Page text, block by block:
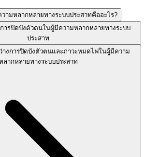
ามหลากหลายทางระบบประสาทคืออะไร?
รปิดบังตัวตนในผู้มีความหลากหลายทางระบบ
ประสาท
างการปิดบังตัวตนและภาวะหมดไฟในผู้มีความ
ลากหลายทางระบบประสาท